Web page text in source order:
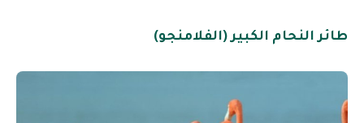
طائر النحام الكبير (الفلامنجو)